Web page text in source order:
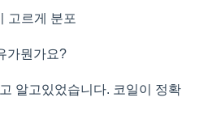
고르게 분포
가뭔가요?
알고있었습니다. 코일이 정확